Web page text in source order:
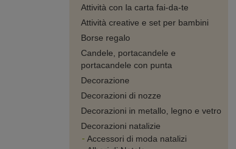
Attività con la carta fai-da-te
Attività creative e set per bambini
Borse regalo
Candele, portacandele e
portacandele con punta
Decorazione
Decorazioni di nozze
Decorazioni in metallo, legno e vetro
Decorazioni natalizie
Accessori di moda natalizi